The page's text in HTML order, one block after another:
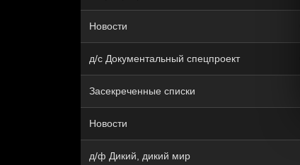
Новости
д/с Документальный спецпроект
Заcекрeченные списки
Новости
д/ф Дикий, дикий мир